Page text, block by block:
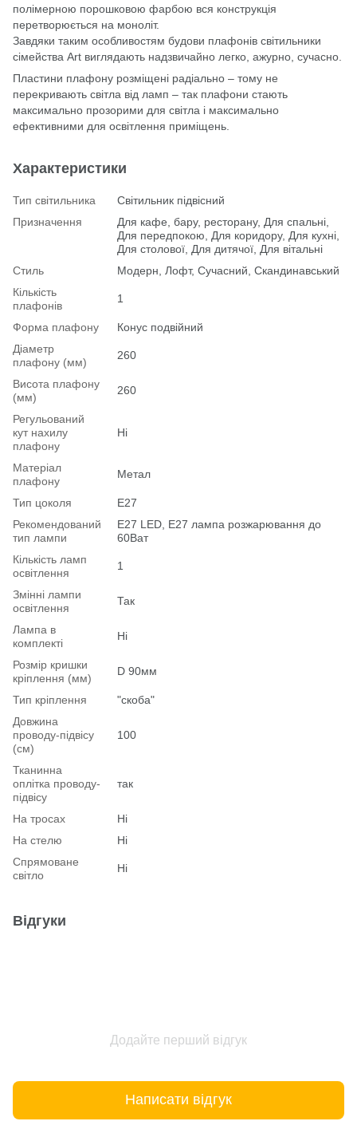
полімерною порошковою фарбою вся конструкція
перетворюється на моноліт.
Завдяки таким особливостям будови плафонів світильники
сімейства Art виглядають надзвичайно легко, ажурно, сучасно.
Пластини плафону розміщені радіально – тому не
перекривають світла від ламп – так плафони стають
максимально прозорими для світла і максимально
ефективними для освітлення приміщень.
Характеристики
Тип світильника
Світильник підвісний
Призначення
Для кафе, бару, ресторану, Для спальні,
Для передпокою, Для коридору, Для кухні,
Для столової, Для дитячої, Для вітальні
Стиль
Модерн, Лофт, Сучасний, Скандинавський
Кількість
плафонів
1
Форма плафону
Конус подвійний
Діаметр
плафону (мм)
260
Висота плафону
(мм)
260
Регульований
кут нахилу
плафону
Ні
Матеріал
плафону
Метал
Тип цоколя
E27
Рекомендований
тип лампи
Е27 LED, E27 лампа розжарювання до
60Ват
Кількість ламп
освітлення
1
Змінні лампи
освітлення
Так
Лампа в
комплекті
Ні
Розмір кришки
кріплення (мм)
D 90мм
Тип кріплення
"скоба"
Довжина
проводу-підвісу
(см)
100
Тканинна
оплітка проводу-
підвісу
так
На тросах
Ні
На стелю
Ні
Спрямоване
світло
Ні
Відгуки
Додайте перший відгук
Написати відгук